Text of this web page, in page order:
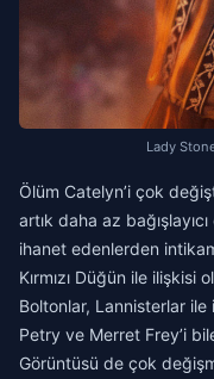
Lady
Ölüm Catelyn’i çok
artık daha az
ihanet edenlerden
Kırmızı Düğün ile
Boltonlar, Lannisterlar
Petry ve Merret Frey’i
Görüntüsü de çok